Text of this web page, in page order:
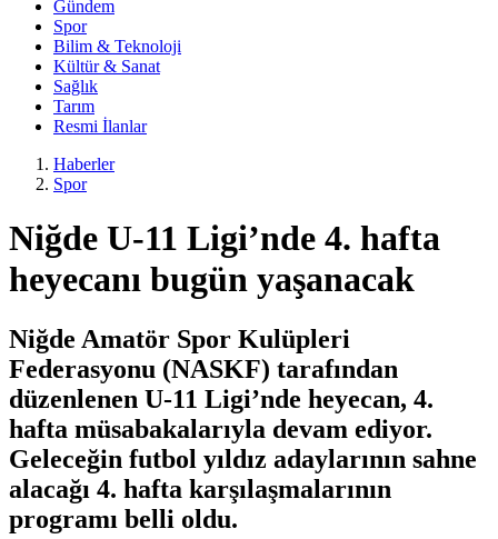
Gündem
Spor
Bilim & Teknoloji
Kültür & Sanat
Sağlık
Tarım
Resmi İlanlar
Haberler
Spor
Niğde U-11 Ligi’nde 4. hafta
heyecanı bugün yaşanacak
Niğde Amatör Spor Kulüpleri
Federasyonu (NASKF) tarafından
düzenlenen U-11 Ligi’nde heyecan, 4.
hafta müsabakalarıyla devam ediyor.
Geleceğin futbol yıldız adaylarının sahne
alacağı 4. hafta karşılaşmalarının
programı belli oldu.